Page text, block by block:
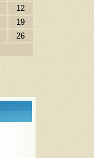
12
19
26